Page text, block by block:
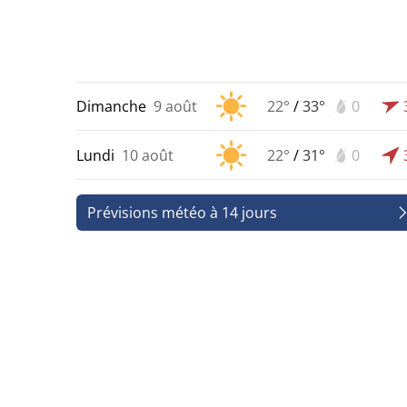
Dimanche 9 août 22° /33° 0
Lundi 10 août 22° /31° 0
Prévisions météo à 14 jours